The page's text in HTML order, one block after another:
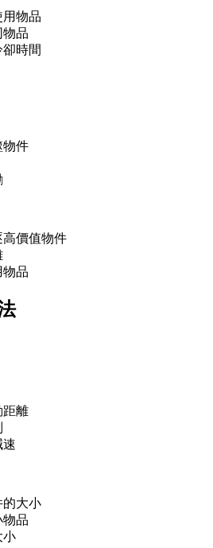
物品
物品
時間
物件
價值物件
物品
距離
速
的大小
物品
小